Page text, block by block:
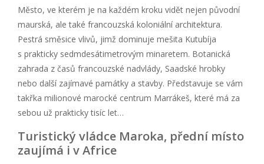
Město, ve kterém je na každém kroku vidět nejen původní
maurská, ale také francouzská koloniální architektura.
Pestrá směsice vlivů, jimž dominuje mešita Kutubíja
s prakticky sedmdesátimetrovým minaretem. Botanická
zahrada z časů francouzské nadvlády, Saadské hrobky
nebo další zajímavé památky a stavby. Představuje se vám
takřka milionové marocké centrum Marrákeš, které má za
sebou už prakticky tisíc let…
Turistický vládce Maroka, přední místo
zaujímá i v Africe